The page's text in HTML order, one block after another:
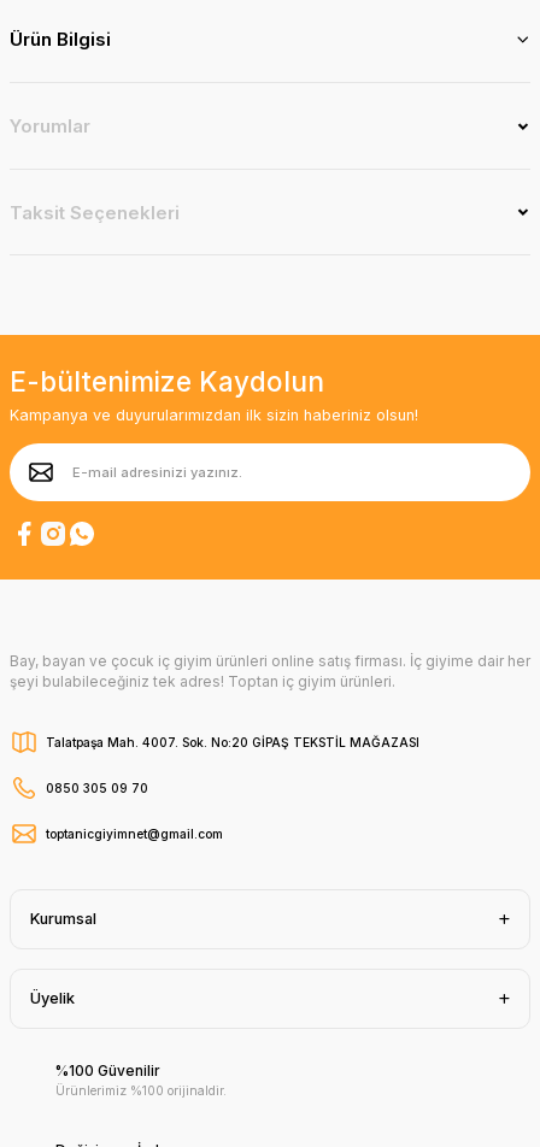
Ürün Bilgisi
Yorumlar
Taksit Seçenekleri
E-bültenimize Kaydolun
Kampanya ve duyurularımızdan ilk sizin haberiniz olsun!
Bay, bayan ve çocuk iç giyim ürünleri online satış firması. İç giyime dair her
şeyi bulabileceğiniz tek adres! Toptan iç giyim ürünleri.
Talatpaşa Mah. 4007. Sok. No:20 GİPAŞ TEKSTİL MAĞAZASI
0850 305 09 70
toptanicgiyimnet@gmail.com
Kurumsal
Üyelik
%100 Güvenilir
Ürünlerimiz %100 orijinaldir.